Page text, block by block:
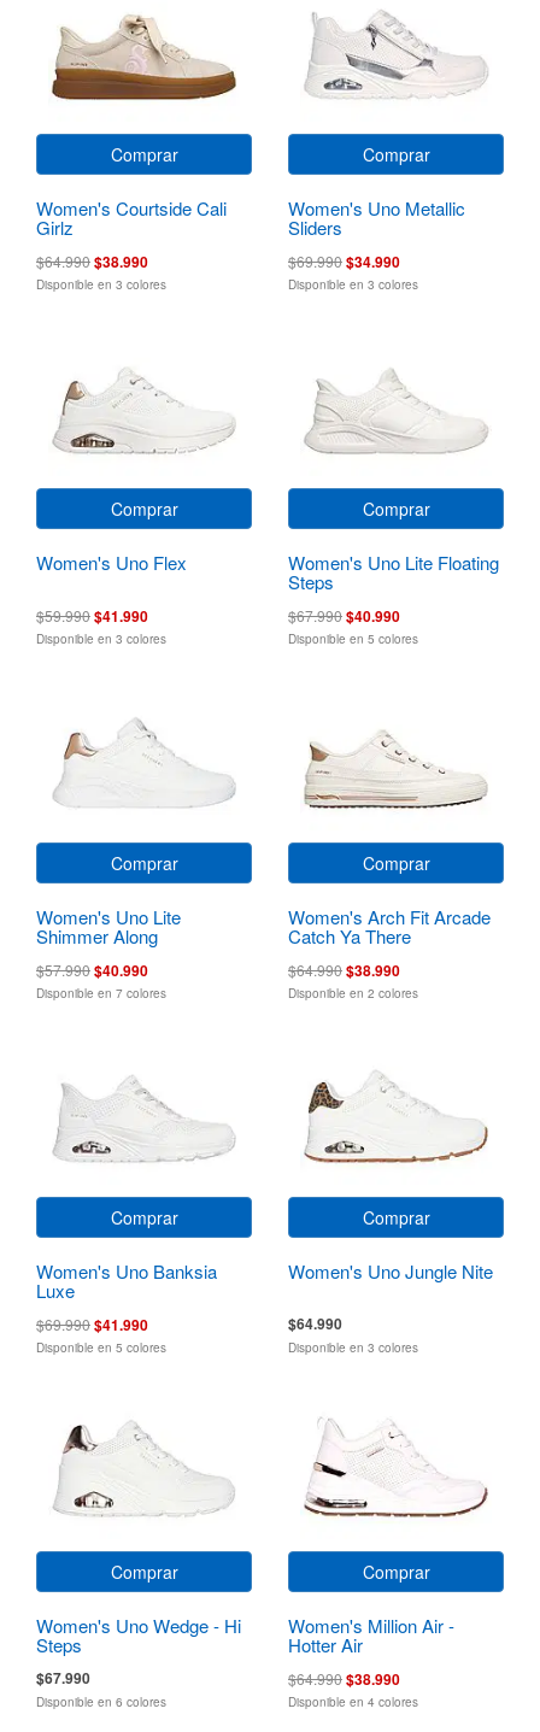
Comprar
Women's Courtside Cali
Girlz
$64.990$38.990
Disponible en 3 colores
Comprar
Women's Uno Metallic
Sliders
$69.990$34.990
Disponible en 3 colores
Comprar
Women's Uno Flex
$59.990$41.990
Disponible en 3 colores
Comprar
Women's Uno Lite Floating
Steps
$67.990$40.990
Disponible en 5 colores
Comprar
Women's Uno Lite
Shimmer Along
$57.990$40.990
Disponible en 7 colores
Comprar
Women's Arch Fit Arcade
Catch Ya There
$64.990$38.990
Disponible en 2 colores
Comprar
Women's Uno Banksia
Luxe
$69.990$41.990
Disponible en 5 colores
Comprar
Women's Uno Jungle Nite
$64.990
Disponible en 3 colores
Comprar
Women's Uno Wedge - Hi
Steps
$67.990
Disponible en 6 colores
Comprar
Women's Million Air -
Hotter Air
$64.990$38.990
Disponible en 4 colores